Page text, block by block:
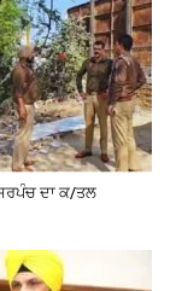
ਸਰਪੰਚ ਦਾ ਕ/ਤਲ